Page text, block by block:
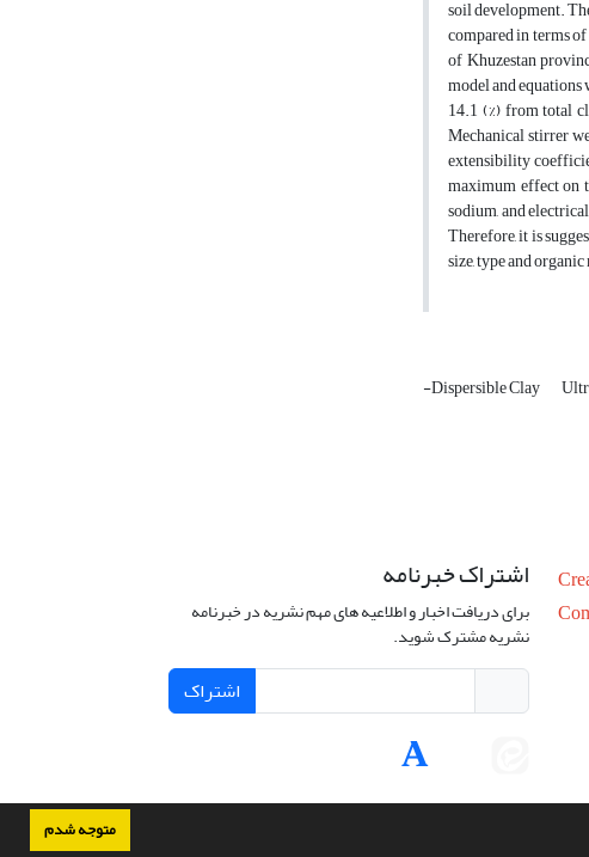
متوجه شدم
soil development.
compared in terms
of Khuzestan
model and equations
14.1 (%) from total
Mechanical stirrer
extensibility
maximum effect on
sodium, and
Therefore, it is
size, type and
-Dispersible Clay
اشتراک خبرنامه
برای دریافت اخبار و اطلاعیه های مهم نشریه در خبرنامه
نشریه مشترک شوید.
اشتراک